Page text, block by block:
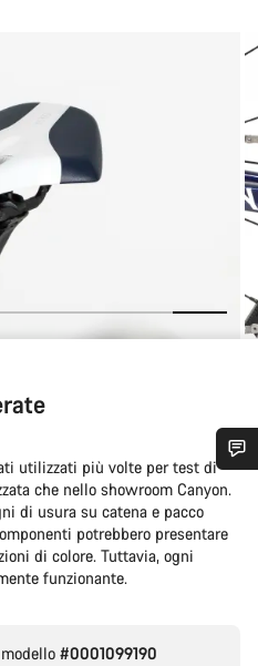
utilizzati più volte per test di
che nello showroom Canyon.
di usura su catena e pacco
potrebbero presentare
di colore. Tuttavia, ogni
funzionante.
#0001099190
a tua disposizione.